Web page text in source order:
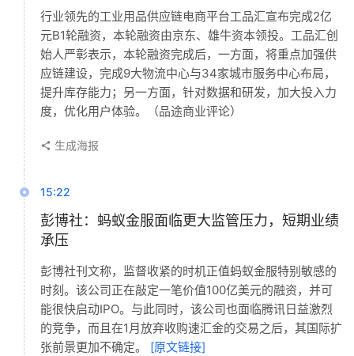
行业领先的工业用品供应链电商平台工品汇宣布完成2亿
元B1轮融资，本轮融资由京东、雄牛资本领投。工品汇创
始人严彰表示，本轮融资完成后，一方面，将重点加强供
应链建设，完成9大物流中心与34家城市服务中心布局，
提升库存能力；另一方面，针对数据和研发，加大投入力
度，优化用户体验。（品途商业评论）
生成海报
15:22
彭博社：蚂蚁金服面临更大监管压力，短期业绩
承压
彭博社刊文称，监督收紧的时机正值蚂蚁金服特别敏感的
时刻。该公司正在敲定一笔价值100亿美元的融资，并可
能很快启动IPO。与此同时，该公司也面临腾讯日益激烈
的竞争，而且在1月放弃收购速汇金的交易之后，其国际扩
张前景更加不确定。 [原文链接]